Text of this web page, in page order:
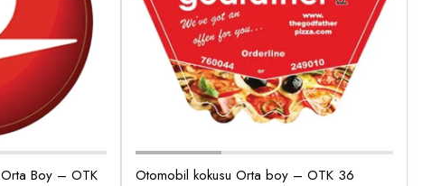
Boy – OTK
Otomobil kokusu Orta boy – OTK 36